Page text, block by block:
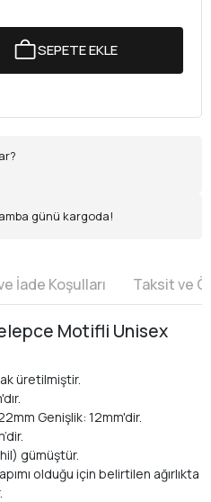
SEPETE EKLE
günü kargoda!
İade Koşulları Taksit ve
Motifli Unisex
üretilmiştir.
Genişlik: 12mm'dir.
gümüştür.
olduğu için belirtilen ağırlıkta